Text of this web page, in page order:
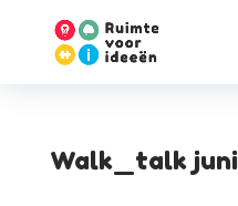
Walk_talk juni